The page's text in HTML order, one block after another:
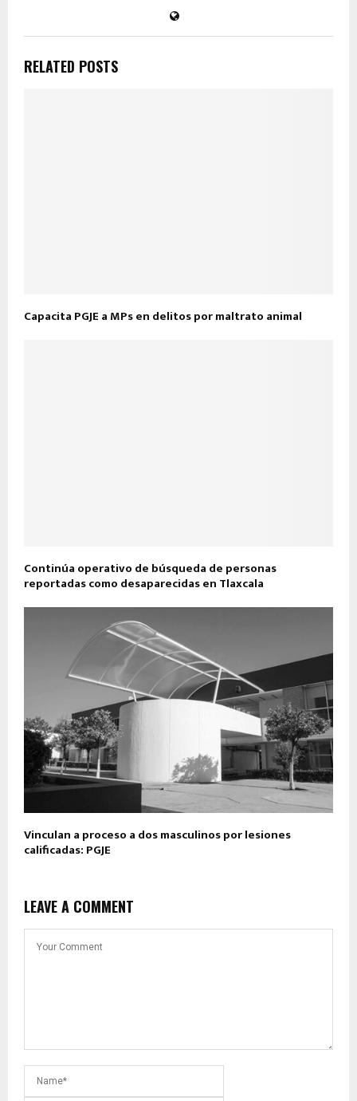
RELATED POSTS
Capacita PGJE a MPs en delitos por maltrato animal
Continúa operativo de búsqueda de personas
reportadas como desaparecidas en Tlaxcala
Vinculan a proceso a dos masculinos por lesiones
calificadas: PGJE
LEAVE A COMMENT